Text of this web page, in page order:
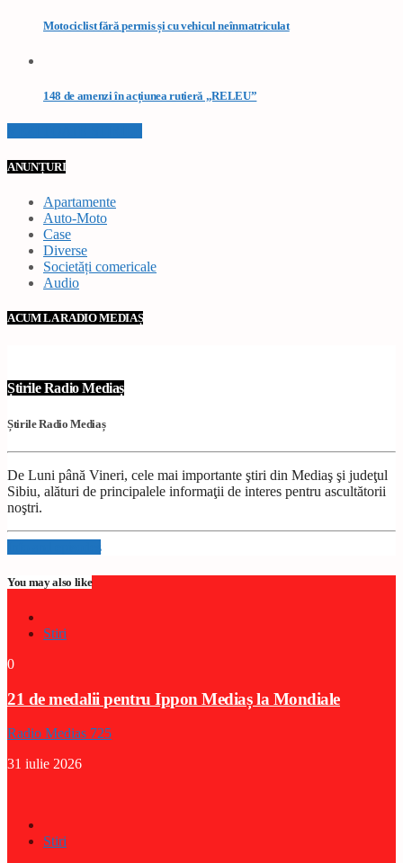
Motociclist fără permis și cu vehicul neînmatriculat
148 de amenzi în acțiunea rutieră „RELEU”
ANUNȚURI
Apartamente
Auto-Moto
Case
Diverse
Societăți comericale
Audio
ACUM LA RADIO MEDIAȘ
Știrile Radio Mediaș
Știrile Radio Mediaș
De Luni până Vineri, cele mai importante ştiri din Mediaş şi judeţul
Sibiu, alături de principalele informaţii de interes pentru ascultătorii
noştri.
Info and episodes
You may also like
Stiri
0
21 de medalii pentru Ippon Mediaș la Mondiale
Radio Medias 725
31 iulie 2026
Stiri